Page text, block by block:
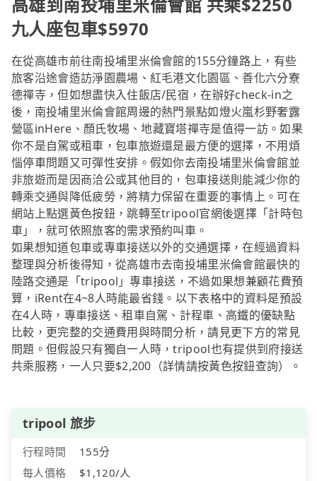
高雄到南投埔里米倫會館 共乘$2250
九人座包車$5970
在從高雄市前往南投埔里米倫會館的155分鐘路上，有些
旅客沿途會造訪淨園農場、紅毛港文化園區、善化六分寮
德禪寺，但如想盡快入住飯店/民宿，在辦好check-in之
後，南投埔里米倫會館周邊的熱門景點如燈火嵐杉野奢露
營區inHere、顏氏牧場、地藏寶塔禪寺是值得一訪。如果
你不是自駕或租車，包車旅遊還是最方便的選擇，不用煩
惱停車問題又可彈性安排。假如你去南投埔里米倫會館並
非旅遊而是因商洽公或其他目的，包車接送則能減少你的
轉乘交通與降低疲勞，將精力保留在重要的事情上。可在
網站上點選黃色按鈕，跳轉至tripool官網後選擇「計時包
車」，就可依照旅客的需求預約叫車。
如果想知道包車或專車接送以外的交通選擇，在經過資料
整理與分析後得知，從高雄市去南投埔里米倫會館最快的
陸路交通是「tripool」專車接送，不過如果想兼顧花費預
算，iRent在4~8人時能最省錢。以下表格中的資料是預設
在4人時，專車接送、租車自駕、計程車、高鐵的優缺點
比較，更完整的交通費用與時間分析，請見更下方的常見
問題。但假設只有獨自一人時，tripool也有提供到府接送
共乘服務，一人只要$2,200（詳情請按黃色按鈕查詢）。
tripool 旅步
行程時間
155分
每人價格
$1,120/人